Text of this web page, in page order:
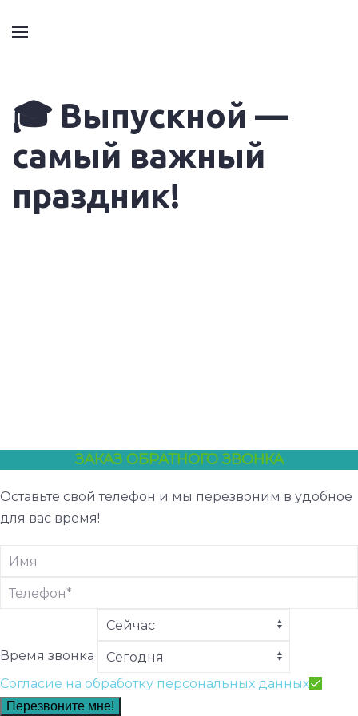
🎓 Выпускной —
самый важный
праздник!
ЗАКАЗ ОБРАТНОГО ЗВОНКА
Оставьте свой телефон и мы перезвоним в удобное
для вас время!
Время звонка
Согласие на обработку персональных данных
Перезвоните мне!